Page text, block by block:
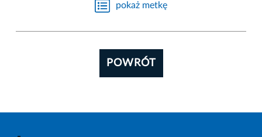
pokaż metkę
POWRÓT